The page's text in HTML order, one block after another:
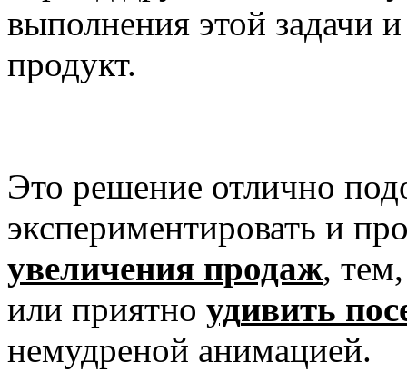
выполнения этой задачи
продукт.
Это решение отлично
экспериментировать и
увеличения продаж,
или приятно удивить
немудреной анимацией.